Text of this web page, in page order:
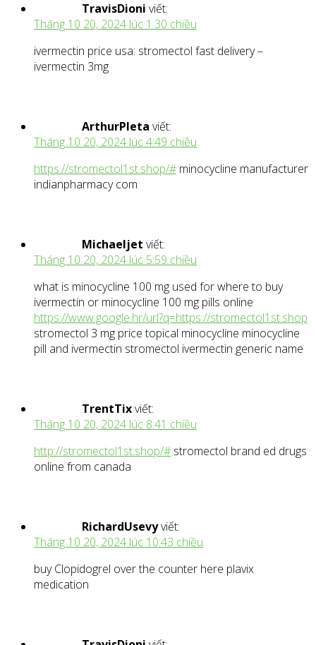
TravisDioni viết:
Tháng 10 20, 2024 lúc 1:30 chiều
ivermectin price usa: stromectol fast delivery –
ivermectin 3mg
ArthurPleta viết:
Tháng 10 20, 2024 lúc 4:49 chiều
https://stromectol1st.shop/# minocycline manufacturer
indianpharmacy com
Michaeljet viết:
Tháng 10 20, 2024 lúc 5:59 chiều
what is minocycline 100 mg used for where to buy
ivermectin or minocycline 100 mg pills online
https://www.google.hr/url?q=https://stromectol1st.shop
stromectol 3 mg price topical minocycline minocycline
pill and ivermectin stromectol ivermectin generic name
TrentTixviết:
Tháng 10 20, 2024 lúc 8:41 chiều
http://stromectol1st.shop/# stromectol brand ed drugs
online from canada
RichardUsevyviết:
Tháng 10 20, 2024 lúc 10:43 chiều
buy Clopidogrel over the counter here plavix
medication